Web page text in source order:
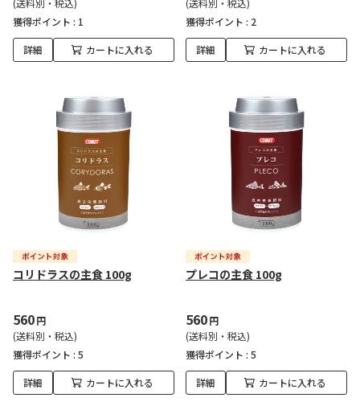
(送料別・税込)
獲得ポイント : 1
詳細 カートに入れる
(送料別・税込)
獲得ポイント : 2
詳細 カートに入れる
コリドラスの主食 100g
560円
(送料別・税込)
獲得ポイント : 5
詳細 カートに入れる
プレコの主食 100g
560円
(送料別・税込)
獲得ポイント : 5
詳細 カートに入れる